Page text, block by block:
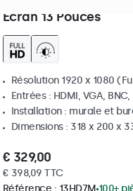
Écran 13 Pouces
Résolution 1920 x 1080
Entrées : HDMI, VGA, BNC,
Installation : murale et
Dimensions : 318 x 200 x
€ 329,00
€ 398,09 TTC
Référence : 13HD7M 100+